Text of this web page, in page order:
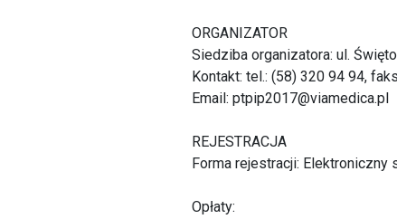
ORGANIZATOR
Siedziba organizatora: ul.
Kontakt: tel.: (58) 320 94 94,
Email: ptpip2017@viamedica.pl
REJESTRACJA
Forma rejestracji:
Opłaty: